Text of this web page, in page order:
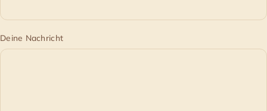
Deine Nachricht